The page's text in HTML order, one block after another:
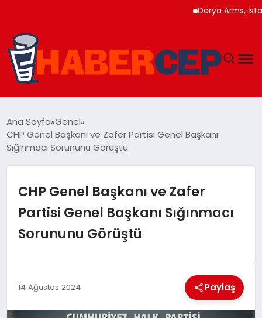
Derya Arms,
GÜNDEM
SOSYAL MEDYA
Ana Sayfa Genel
CHP Genel Başkanı ve Zafer Partisi Genel Başkanı
Sığınmacı Sorununu Görüştü
CHP Genel Başkanı ve Zafer
Partisi Genel Başkanı Sığınmacı
Sorununu Görüştü
14 Ağustos 2024 Paylaş